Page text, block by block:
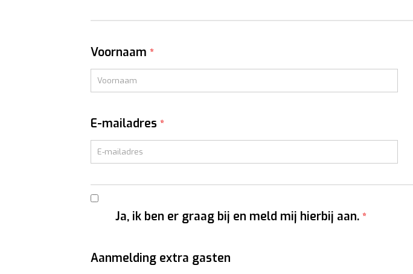
Voornaam *
E-mailadres *
Ja, ik ben er graag bij en meld mij hierbij aan. *
Aanmelding extra gasten